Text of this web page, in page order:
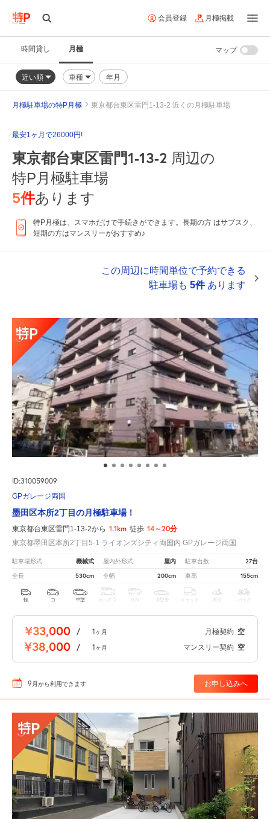
会員登録 月極掲載
時間貸し 月極
近い順 車種 年月
マップ
月極駐車場の特P月極 東京都台東区雷門1-13-2 近くの月極駐車場
最安1ヶ月で26000円!
東京都台東区雷門1-13-2 周辺の
特P月極駐車場
5件あります
特P月極は、スマホだけで手続きができます。長期の方 はサブスク、
短期の方はマンスリーがおすすめ♪
この周辺に時間単位で予約できる
駐車場も 5件あります
ID:310059009
GPガレージ両国
墨田区本所2丁目の月極駐車場！
東京都台東区雷門1-13-2から 1.1km 徒歩 14～20分
東京都墨田区本所2丁目5-1 ライオンズシティ両国内 GPガレージ両国
駐車場形式 機械式 屋内外形式 屋内 駐車台数 27台
全長 530cm 全幅 200cm 車高 155cm
軽 コ 中型 ボックス SUV 大型車 トラック 原付 バイク
¥33,000 / 1ヶ月 月極契約 空
¥38,000 / 1ヶ月 マンスリー契約 空
9 月から利用できます お申し込みへ